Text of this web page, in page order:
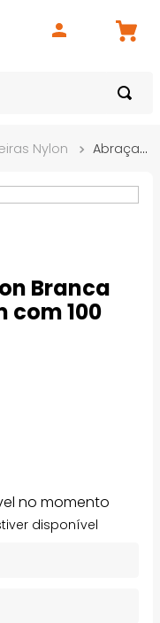
Nylon Abraçadeira de Nylon Branca Vonder 200 x 4,8mm com 100 unidades
Branca
com 100
no momento
disponível